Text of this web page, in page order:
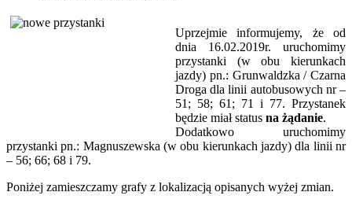
Uprzejmie informujemy, że od
dnia 16.02.2019r. uruchomimy
przystanki (w obu kierunkach
jazdy) pn.: Grunwaldzka / Czarna
Droga dla linii autobusowych nr –
51; 58; 61; 71 i 77. Przystanek
będzie miał status na żądanie.
Dodatkowo uruchomimy
przystanki pn.: Magnuszewska (w obu kierunkach jazdy) dla linii nr
– 56; 66; 68 i 79.
Poniżej zamieszczamy grafy z lokalizacją opisanych wyżej zmian.